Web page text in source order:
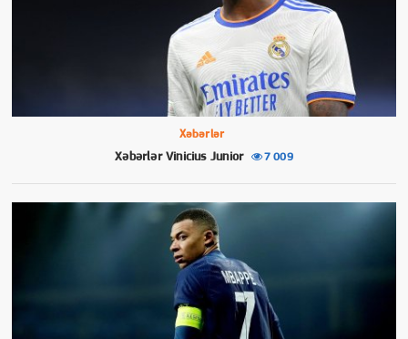
Xəbərlər
Xəbərlər Vinicius Junior 7 009